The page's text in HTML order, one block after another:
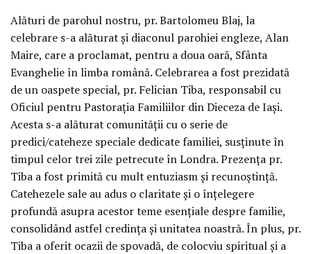
Alături de parohul nostru, pr. Bartolomeu Blaj, la
celebrare s-a alăturat și diaconul parohiei engleze, Alan
Maire, care a proclamat, pentru a doua oară, Sfânta
Evanghelie în limba română. Celebrarea a fost prezidată
de un oaspete special, pr. Felician Tiba, responsabil cu
Oficiul pentru Pastorația Familiilor din Dieceza de Iași.
Acesta s-a alăturat comunității cu o serie de
predici/cateheze speciale dedicate familiei, susținute în
timpul celor trei zile petrecute în Londra. Prezența pr.
Tiba a fost primită cu mult entuziasm și recunoștință.
Catehezele sale au adus o claritate și o înțelegere
profundă asupra acestor teme esențiale despre familie,
consolidând astfel credința și unitatea noastră. În plus, pr.
Tiba a oferit ocazii de spovadă, de colocviu spiritual și a